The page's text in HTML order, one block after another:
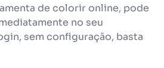
de colorir online, pode
no seu
sem configuração, basta